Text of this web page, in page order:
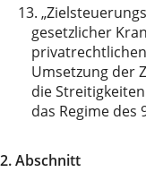
13.
gesetzlicher
Umsetzung der
die
das Regime des
2. Abschnitt